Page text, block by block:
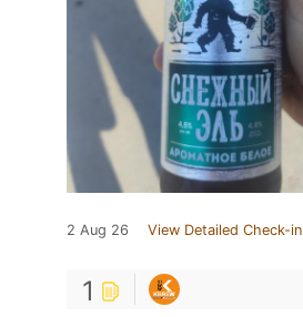
2 Aug 26 View Detailed Check-in
1